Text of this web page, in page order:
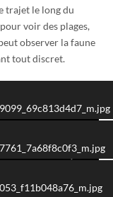
trajet le long du
voir des plages,
observer la faune
tout discret.